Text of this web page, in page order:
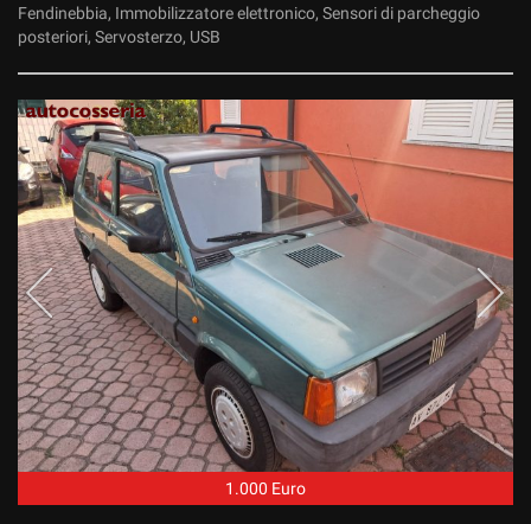
Fendinebbia, Immobilizzatore elettronico, Sensori di parcheggio
posteriori, Servosterzo, USB
1.000 Euro